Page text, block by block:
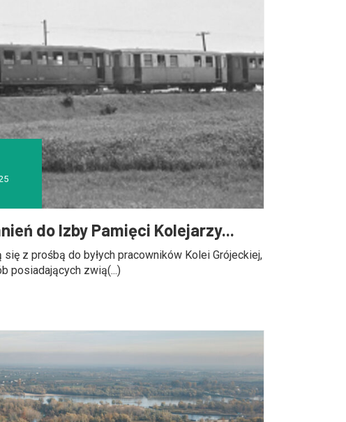
do Izby Pamięci Kolejarzy...
z prośbą do byłych pracowników Kolei Grójeckiej,
posiadających zwią(...)